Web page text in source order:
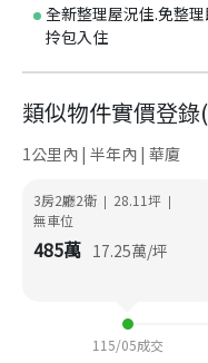
全新整理屋況佳.免整
拎包入住
類似物件實價登錄(
1公里內 | 半年內 | 華廈
3房2廳2衛 | 28.11坪 |
無車位
485萬 17.25萬/坪
115/05成交